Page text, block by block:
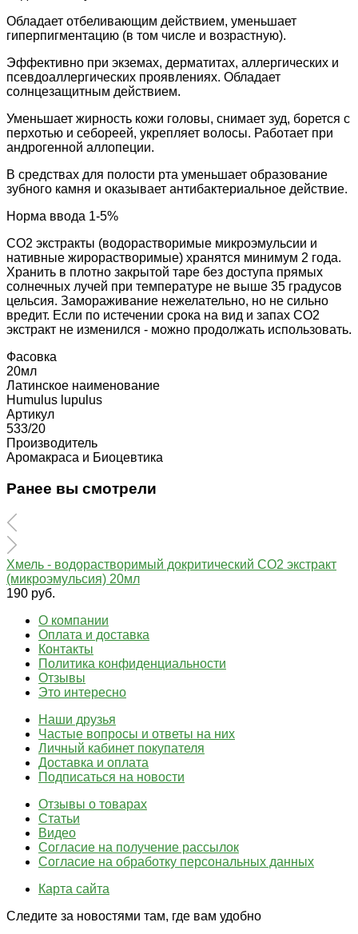
Обладает отбеливающим действием, уменьшает
гиперпигментацию (в том числе и возрастную).
Эффективно при экземах, дерматитах, аллергических и
псевдоаллергических проявлениях. Обладает
солнцезащитным действием.
Уменьшает жирность кожи головы, снимает зуд, борется с
перхотью и себореей, укрепляет волосы. Работает при
андрогенной аллопеции.
В средствах для полости рта уменьшает образование
зубного камня и оказывает антибактериальное действие.
Норма ввода 1-5%
СО2 экстракты (водорастворимые микроэмульсии и
нативные жирорастворимые) хранятся минимум 2 года.
Хранить в плотно закрытой таре без доступа прямых
солнечных лучей при температуре не выше 35 градусов
цельсия. Замораживание нежелательно, но не сильно
вредит. Если по истечении срока на вид и запах СО2
экстракт не изменился - можно продолжать использовать.
Фасовка
20мл
Латинское наименование
Humulus lupulus
Артикул
533/20
Производитель
Аромакраса и Биоцевтика
Ранее вы смотрели
Хмель - водорастворимый докритический СО2 экстракт
(микроэмульсия) 20мл
190 руб.
О компании
Оплата и доставка
Контакты
Политика конфиденциальности
Отзывы
Это интересно
Наши друзья
Частые вопросы и ответы на них
Личный кабинет покупателя
Доставка и оплата
Подписаться на новости
Отзывы о товарах
Статьи
Видео
Согласие на получение рассылок
Согласие на обработку персональных данных
Карта сайта
Следите за новостями там, где вам удобно